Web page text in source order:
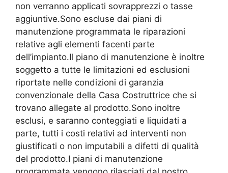
non verranno applicati sovrapprezzi o tasse
aggiuntive.Sono escluse dai piani di
manutenzione programmata le riparazioni
relative agli elementi facenti parte
dell’impianto.Il piano di manutenzione è inoltre
soggetto a tutte le limitazioni ed esclusioni
riportate nelle condizioni di garanzia
convenzionale della Casa Costruttrice che si
trovano allegate al prodotto.Sono inoltre
esclusi, e saranno conteggiati e liquidati a
parte, tutti i costi relativi ad interventi non
giustificati o non imputabili a difetti di qualità
del prodotto.I piani di manutenzione